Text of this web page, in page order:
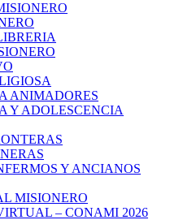
ANIMADORES
Y ADOLESCENCIA
Y ANCIANOS
MISIONERO
– CONAMI 2026